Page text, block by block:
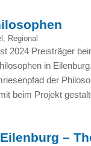
, Regional
2024 Preisträger
in
der
beim Projekt
–